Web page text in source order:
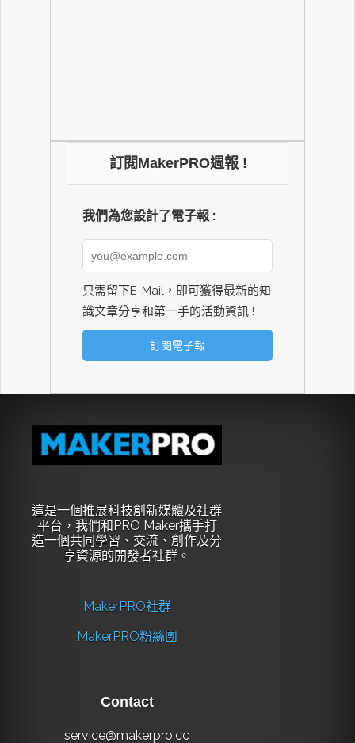
訂閱MakerPRO週報 !
我們為您設計了電子報 :
只需留下E-Mail，即可獲得最新的知
識文章分享和第一手的活動資訊 !
這是一個推展科技創新媒體及社群
平台，我們和PRO Maker攜手打
造一個共同學習、交流、創作及分
享資源的開發者社群。
MakerPRO社群
MakerPRO粉絲團
Contact
service@makerpro.cc